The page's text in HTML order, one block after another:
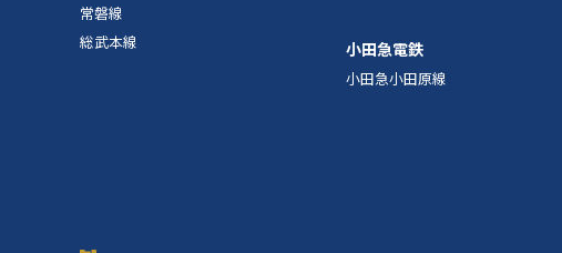
常磐線
総武本線
小田急電鉄
小田急小田原線